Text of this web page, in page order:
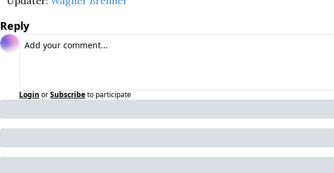
Reply
Login orSubscribeto participate